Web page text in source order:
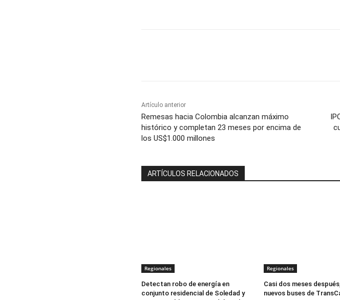
Artículo anterior
Remesas hacia Colombia alcanzan máximo
histórico y completan 23 meses por encima de
los US$1.000 millones
ARTÍCULOS RELACIONADOS
Regionales
Detectan robo de energía en
conjunto residencial de Soledad y
Regionales
Casi dos meses
nuevos buses de